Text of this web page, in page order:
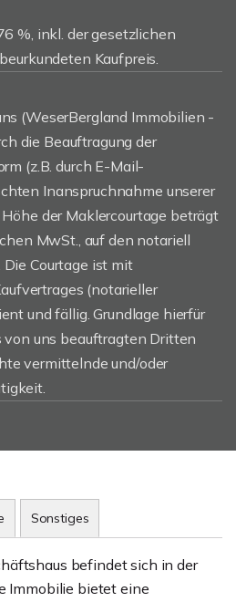
%, inkl. der gesetzlichen
Kaufpreis.
(WeserBergland Immobilien -
die Beauftragung der
(z.B. durch E-Mail-
Inanspruchnahme unserer
der Maklercourtage beträgt
MwSt., auf den notariell
Courtage ist mit
(notarieller
und fällig. Grundlage hierfür
von uns beauftragten Dritten
vermittelnde und/oder
Sonstiges
befindet sich in der
Immobilie bietet eine